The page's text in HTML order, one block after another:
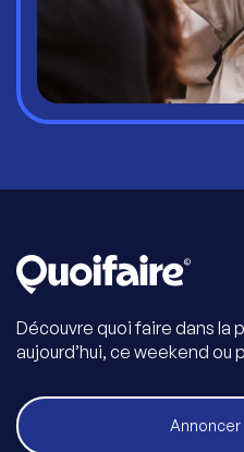
Découvre quoi faire dans la
aujourd’hui, ce weekend ou
Annoncer